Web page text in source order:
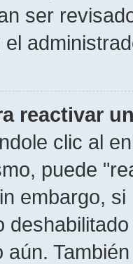
ser
reactivar
clic al
puede
embargo,
aún.